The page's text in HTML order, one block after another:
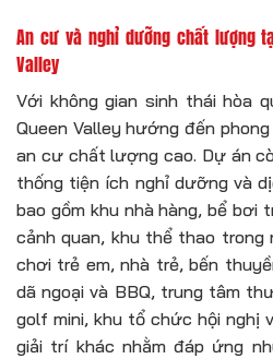
An cư và nghỉ dưỡng chất lượng
Valley
Với không gian sinh thái hòa
Queen Valley hướng đến
an cư chất lượng cao. Dự án
thống tiện ích nghỉ dưỡng và
bao gồm khu nhà hàng, bể bơi
cảnh quan, khu thể thao trong
chơi trẻ em, nhà trẻ, bến
dã ngoại và BBQ, trung tâm
golf mini, khu tổ chức hội nghị
giải trí khác nhằm đáp ứng